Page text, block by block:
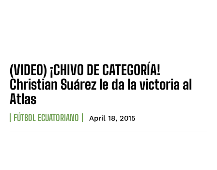
(VIDEO) ¡CHIVO DE CATEGORÍA!
Christian Suárez le da la victoria al
Atlas
FÚTBOL ECUATORIANO April 18, 2015